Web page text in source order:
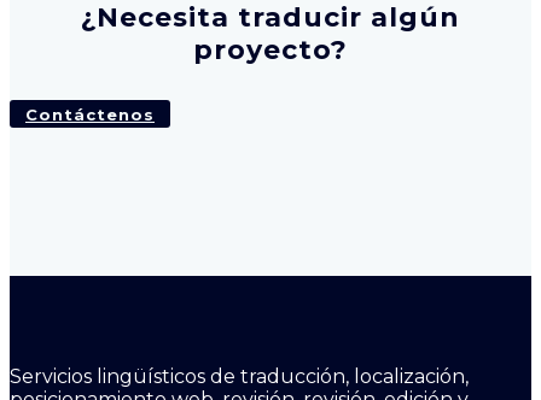
¿Necesita traducir algún
proyecto?
Contáctenos
Servicios lingüísticos de traducción, localización,